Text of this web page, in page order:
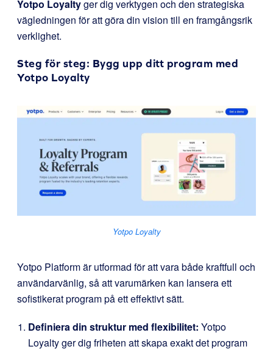
Yotpo Loyaltyger dig verktygen och den strategiska
vägledningen för att göra din vision till en framgångsrik
verklighet.
Steg för steg: Bygg upp ditt program med
Yotpo Loyalty
Yotpo Loyalty
Yotpo Platform är utformad för att vara både kraftfull och
användarvänlig, så att varumärken kan lansera ett
sofistikerat program på ett effektivt sätt.
Definiera din struktur med flexibilitet: Yotpo
Loyalty ger dig friheten att skapa exakt det program